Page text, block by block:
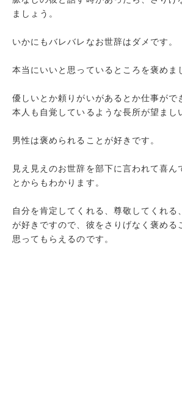
ましょう。
いかにもバレバレなお世辞はダメです。
本当にいいと思っているところを褒めま
優しいとか頼りがいがあるとか仕事がで
本人も自覚しているような長所が望まし
男性は褒められることが好きです。
見え見えのお世辞を部下に言われて喜ん
とからもわかります。
自分を肯定してくれる、尊敬してくれる
が好きですので、彼をさりげなく褒める
思ってもらえるのです。